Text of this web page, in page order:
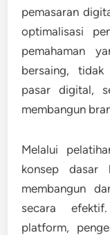
pemasaran
optimalisasi
pemahaman
bersaing, tidak
pasar digital,
membangun
Melalui
konsep dasar
membangun
secara
platform,